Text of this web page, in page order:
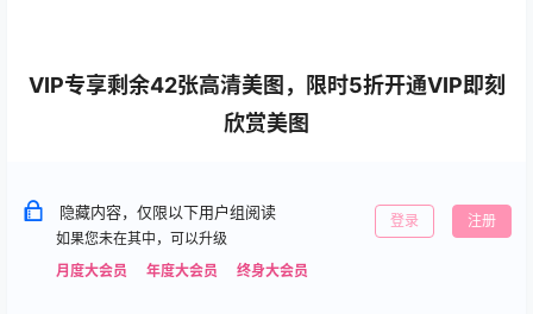
VIP专享剩余42张高清美图，限时5折开通VIP即刻
欣赏美图
隐藏内容，仅限以下用户组阅读
如果您未在其中，可以升级
月度大会员
年度大会员 终身大会员
登录 注册